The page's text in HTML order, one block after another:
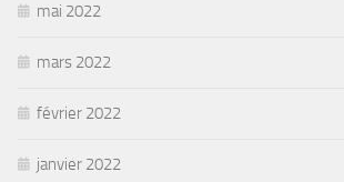
mai 2022
mars 2022
février 2022
janvier 2022